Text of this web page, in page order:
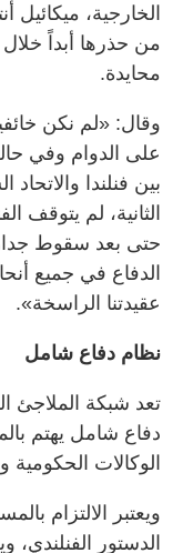
الخارجية، ميكائيل
من حذرها أبداً
محايدة.
وقال: «لم نكن
على الدوام وفي
بين فنلندا
الثانية، لم يتوقف
حتى بعد سقوط
الدفاع في جميع
عقيدتنا الراسخة».
نظام دفاع شامل
تعد شبكة الملاجئ
دفاع شامل يهتم
الوكالات
ويعتبر الالتزام
الدستور